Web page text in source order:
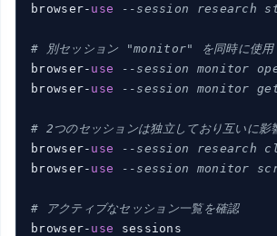
browser- use --session research
# 別セッション "monitor" を同時に使用
browser- use
--session monitor
browser- use --session monitor
# 2つのセッションは独立しており互いに影
browser- use
--session research
browser- use --session monitor
# アクティブなセッション一覧を確認
browser- use sessions